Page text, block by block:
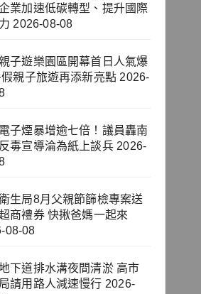
業加速低碳轉型、提升國際
2026-08-08
子遊樂園區開幕首日人氣爆
親子旅遊再添新亮點 2026-
子煙暴增逾七倍！議員轟南
毒宣導淪為紙上談兵 2026-
生局8月父親節篩檢專案送
商禮券 快揪爸媽一起來
08-08
下道排水溝夜間清淤 高市
請用路人減速慢行 2026-